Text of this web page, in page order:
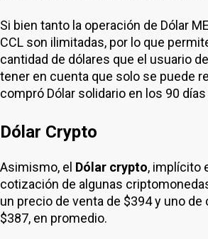
Si bien tanto la operación de Dólar
CCL son ilimitadas, por lo que
cantidad de dólares que el usuario
tener en cuenta que solo se puede
compró Dólar solidario en los 90
Dólar Crypto
Asimismo, el Dólar crypto, implícito
cotización de algunas
un precio de venta de $394 y uno de
$387, en promedio.